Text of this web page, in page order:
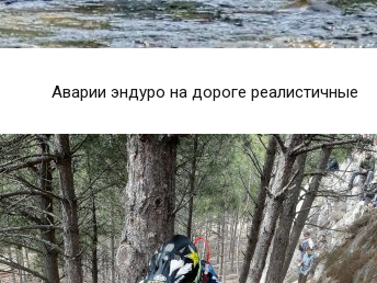
Аварии эндуро на дороге реалистичные